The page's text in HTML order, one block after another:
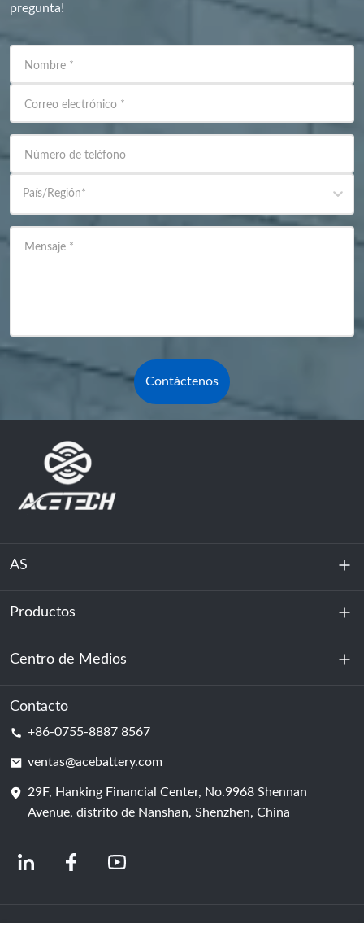
pregunta!
Nombre *
Correo electrónico *
Número de teléfono
País/Región*
Mensaje *
Contáctenos
AS
Sobre nosotros
Sostenibilidad
Productos
Almacenamiento de energía
Centro de datos y sala de servidores
Célula de batería
Centro de Medios
Noticias
Contacto
+86-0755-8887 8567
ventas@acebattery.com
29F, Hanking Financial Center, No.9968 Shennan
Avenue, distrito de Nanshan, Shenzhen, China